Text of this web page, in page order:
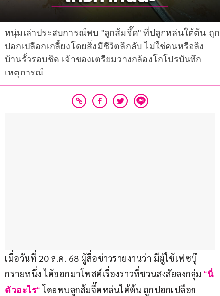
หนุ่มเล่าประสบการณ์พบ "ลูกส้มจี๊ด" ที่ปลูกหล่นใต้ต้น ถูก
ปอกเปลือกเกลี้ยงโดยสิ่งมีชีวิตลึกลับ ไม่ใช่คนหรือลิง
บ้านรั้วรอบชิด เจ้าของเตรียมวางกล้องโกโปรบันทึก
เหตุการณ์
เมื่อวันที่ 20 ส.ค. 68 ผู้สื่อข่าวรายงานว่า มีผู้ใช้เฟซบุ๊
กรายหนึ่ง ได้ออกมาโพสต์เรื่องราวที่ชวนสงสัยลงกลุ่ม “นี่
ตัวอะไร“ โดยพบลูกส้มจี๊ดหล่นใต้ต้น ถูกปอกเปลือก